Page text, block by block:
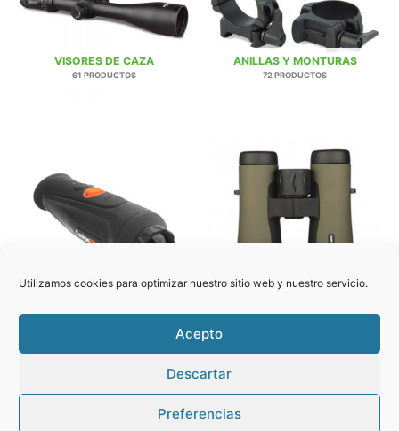
Utilizamos cookies para optimizar nuestro sitio web y nuestro servicio.
Acepto
Descartar
Preferencias
VISORES DE CAZA
61 PRODUCTOS
ANILLAS Y MONTURAS
72 PRODUCTOS
3 PRODUCTOS 40 PRODUCTOS
Copyright © 2026 Guarnicionería Javier Ayllón. Todos los derechos
reservados.